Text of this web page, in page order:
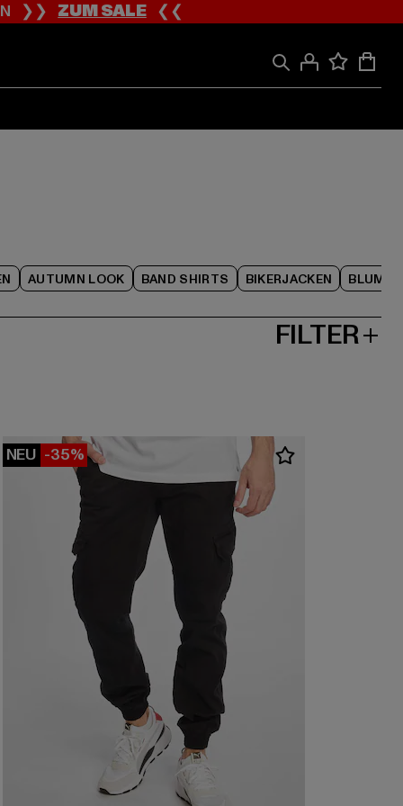
❯❯ZUM SALE❮❮
AUTUMN LOOK BAND SHIRTS BIKERJACKEN
FILTER
NEU -35%